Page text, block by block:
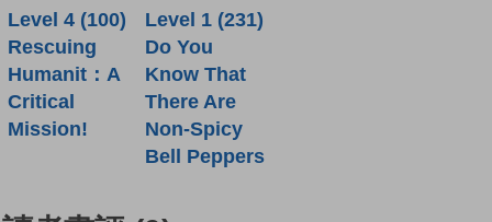
Level 4 (100)
Rescuing
Humanit：A
Critical
Mission!
Level 1 (231)
Do You
Know That
There Are
Non-Spicy
Bell Peppers